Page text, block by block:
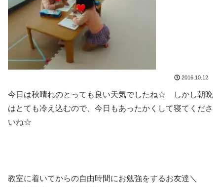
2016.10.12
今日は秋晴れのとっても良い天気でしたね☆ しかし朝晩
はとても冷え込むので、今日もあったかくして寝てくださ
いね☆
教室に着いてからの自由時間にお勉強をするお友達＼